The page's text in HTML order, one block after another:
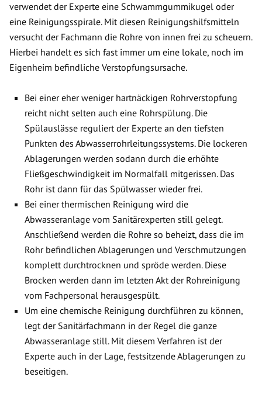
verwendet der Experte eine Schwammgummikugel oder
eine Reinigungsspirale. Mit diesen Reinigungshilfsmitteln
versucht der Fachmann die Rohre von innen frei zu scheuern.
Hierbei handelt es sich fast immer um eine lokale, noch im
Eigenheim befindliche Verstopfungsursache.
Bei einer eher weniger hartnäckigen Rohrverstopfung
reicht nicht selten auch eine Rohrspülung. Die
Spülauslässe reguliert der Experte an den tiefsten
Punkten des Abwasserrohrleitungssystems. Die lockeren
Ablagerungen werden sodann durch die erhöhte
Fließgeschwindigkeit im Normalfall mitgerissen. Das
Rohr ist dann für das Spülwasser wieder frei.
Bei einer thermischen Reinigung wird die
Abwasseranlage vom Sanitärexperten still gelegt.
Anschließend werden die Rohre so beheizt, dass die im
Rohr befindlichen Ablagerungen und Verschmutzungen
komplett durchtrocknen und spröde werden. Diese
Brocken werden dann im letzten Akt der Rohreinigung
vom Fachpersonal herausgespült.
Um eine chemische Reinigung durchführen zu können,
legt der Sanitärfachmann in der Regel die ganze
Abwasseranlage still. Mit diesem Verfahren ist der
Experte auch in der Lage, festsitzende Ablagerungen zu
beseitigen.